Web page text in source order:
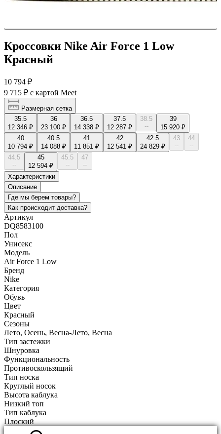
Кроссовки Nike Air Force 1 Low
Красный
10 794 ₽
9 715 ₽ с картой Meet
Размерная сетка
35.5
12 346 ₽
36
23 100 ₽
36.5
14 338 ₽
37.5
12 287 ₽
38.5
--
39
15 920 ₽
40
10 794 ₽
40.5
14 088 ₽
41
11 851 ₽
42
12 541 ₽
42.5
24 829 ₽
43
--
44
--
44.5
--
45
12 594 ₽
45.5
--
47
--
Характеристики
Описание
Где мы берем товары?
Как происходит доставка?
Артикул
DQ8583100
Пол
Унисекс
Модель
Air Force 1 Low
Бренд
Nike
Категория
Обувь
Цвет
Красный
Сезоны
Лето, Осень, Весна-Лето, Весна
Тип застежки
Шнуровка
Функциональность
Противоскользящий
Тип носка
Круглый носок
Высота каблука
Низкий топ
Тип каблука
Плоский